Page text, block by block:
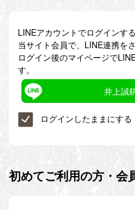
LINEアカウントでログインす
当サイト会員で、LINE連携を
ログイン後のマイページで
す。
井上誠
ログインしたままにする
初めてご利用の方・会